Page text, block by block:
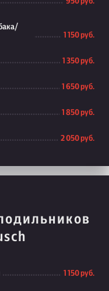
1 150 руб.
1 350 руб.
1 650 руб.
1 850 руб.
2 050 руб.
1 150 руб.